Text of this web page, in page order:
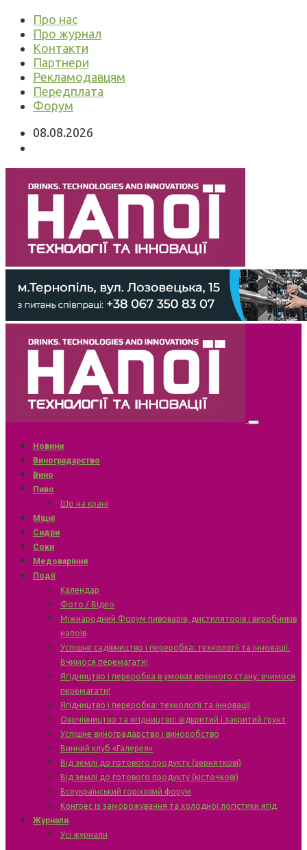
Про нас
Про журнал
Контакти
Партнери
Рекламодавцям
Передплата
Форум
08.08.2026
Новини
Виноградарство
Вино
Пиво
Що на крані
Міцні
Сидри
Соки
Медоваріння
Події
Календар
Фото / Відео
Міжнародний Форум пивоварів, дистиляторів і виробників
напоїв
Успішне садівництво і переробка: технології та інновації.
Вчимося перемагати!
Ягідництво і переробка в умовах воєнного стану: вчимося
перемагати!
Ягідництво і переробка: технології та інновації
Овочівництво та ягідництво: відкритий і закритий ґрунт
Успішне виноградарство і виноробство
Винний клуб «Галерея»
Від землі до готового продукту (зерняткові)
Від землі до готового продукту (кісточкові)
Всеукраїнський горіховий форум
Конгрес із заморожування та холодної логістики ягід
Журнали
Усі журнали